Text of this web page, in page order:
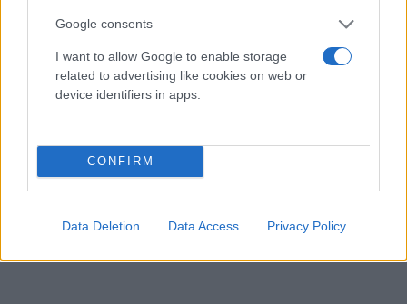
Google consents
I want to allow Google to enable storage
related to advertising like cookies on web or
device identifiers in apps.
CONFIRM
Data Deletion Data Access Privacy Policy
Τελ Αβίβ, έκανε έκκληση: «Πρέπει να φέρουμε πίσω
τον Σάσα μου και τους υπόλοιπους» ομήρους,
δήλωσε, αναφερόμενη στον γιο της, που συνεχίζει
να κρατείται.